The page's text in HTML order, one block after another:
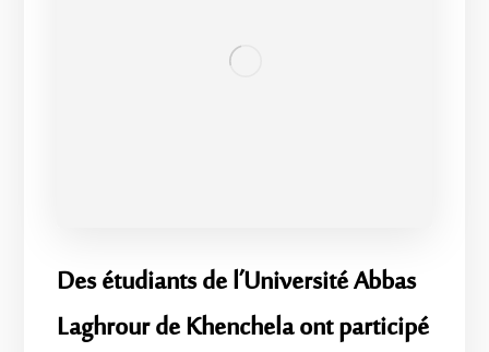
Des étudiants de l’Université Abbas
Laghrour de Khenchela ont participé